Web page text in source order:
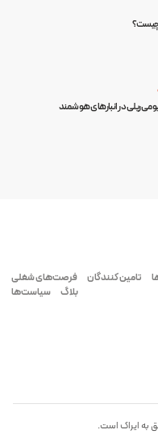
چیست؟
ریلی در انبارهای هوشمند
تامین کنندگان
فرصت‌های شغلی
بلاگ
سیاست‌ها